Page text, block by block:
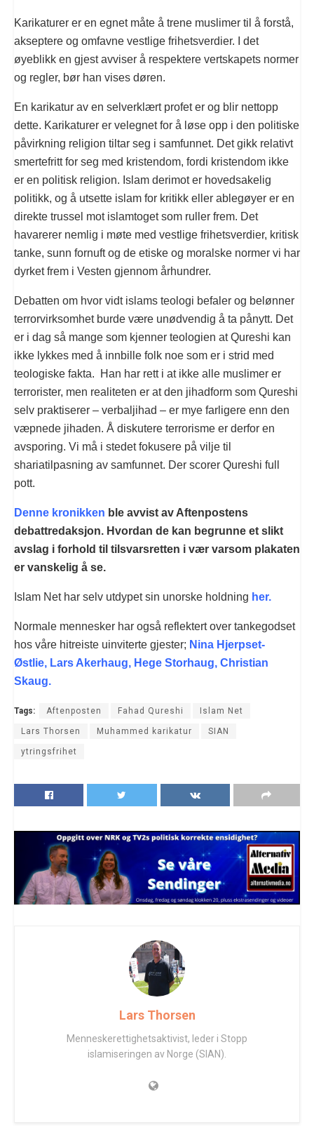
Karikaturer er en egnet måte å trene muslimer til å forstå,
akseptere og omfavne vestlige frihetsverdier. I det
øyeblikk en gjest avviser å respektere vertskapets normer
og regler, bør han vises døren.
En karikatur av en selverklært profet er og blir nettopp
dette. Karikaturer er velegnet for å løse opp i den politiske
påvirkning religion tiltar seg i samfunnet. Det gikk relativt
smertefritt for seg med kristendom, fordi kristendom ikke
er en politisk religion. Islam derimot er hovedsakelig
politikk, og å utsette islam for kritikk eller ablegøyer er en
direkte trussel mot islamtoget som ruller frem. Det
havarerer nemlig i møte med vestlige frihetsverdier, kritisk
tanke, sunn fornuft og de etiske og moralske normer vi har
dyrket frem i Vesten gjennom århundrer.
Debatten om hvor vidt islams teologi befaler og belønner
terrorvirksomhet burde være unødvendig å ta pånytt. Det
er i dag så mange som kjenner teologien at Qureshi kan
ikke lykkes med å innbille folk noe som er i strid med
teologiske fakta. Han har rett i at ikke alle muslimer er
terrorister, men realiteten er at den jihadform som Qureshi
selv praktiserer – verbaljihad – er mye farligere enn den
væpnede jihaden. Å diskutere terrorisme er derfor en
avsporing. Vi må i stedet fokusere på vilje til
shariatilpasning av samfunnet. Der scorer Qureshi full
pott.
Denne kronikken ble avvist av Aftenpostens
debattredaksjon. Hvordan de kan begrunne et slikt
avslag i forhold til tilsvarsretten i vær varsom plakaten
er vanskelig å se.
Islam Net har selv utdypet sin unorske holdning her.
Normale mennesker har også reflektert over tankegodset
hos våre hitreiste uinviterte gjester; Nina Hjerpset-
Østlie, Lars Akerhaug, Hege Storhaug, Christian
Skaug.
Tags: Aftenposten Fahad Qureshi Islam Net
Lars Thorsen Muhammed karikatur SIAN
ytringsfrihet
Lars Thorsen
Menneskerettighetsaktivist, leder i Stopp
islamiseringen av Norge (SIAN).